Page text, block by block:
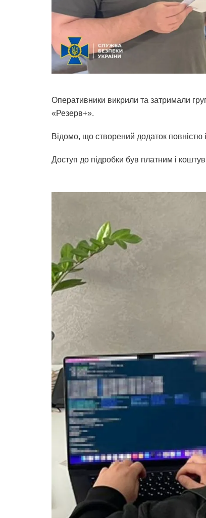
Оперативники викрили та затримали
«Резерв+».
Відомо, що створений додаток повністю
Доступ до підробки був платним і